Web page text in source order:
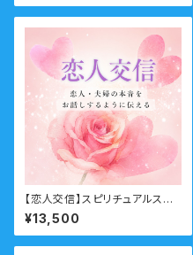
【恋人交信】スピリチュアルスク
ール 上級クラス 分割払い
¥13,500